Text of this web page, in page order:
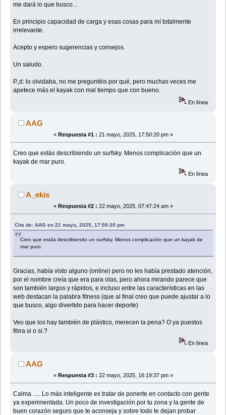
me dará lo que busco...
En principio capacidad de carga y esas cosas para mí totalmente
irrelevante.
Acepto y espero sugerencias y consejos.
Un saludo.
P.,d: lo olvidaba, no me preguntéis por qué, pero muchas veces me
apetece más el kayak con mal tiempo que con bueno.
En línea
AAG
« Respuesta #1 : 21 mayo, 2025, 17:50:20 pm »
Creo que estás describiendo un surfsky. Menos complicación que un
kayak de mar puro.
En línea
A_ekis
« Respuesta #2 : 22 mayo, 2025, 07:47:24 am »
Cita de: AAG en 21 mayo, 2025, 17:50:20 pm
Creo que estás describiendo un surfsky. Menos complicación que un kayak de
mar puro.
Gracias, había visto alguno (online) pero no les había prestado atención,
por el nombre creía que era para olas, pero ahora mirando parece que
son también largos y rápidos, e incluso entre las características en las
web destacan la palabra fitness (que al final creo que puede ajustar a lo
que busco, algo divertido para hacer deporte)
Veo que los hay también de plástico, merecen la pena? O ya puestos
fibra si o si.?
En línea
AAG
« Respuesta #3 : 22 mayo, 2025, 16:19:37 pm »
Calma ..... Lo más inteligente es tratar de ponerte en contacto con gente
ya experimentada. Un poco de investigación por tu zona y la gente de
buen corazón seguro que te aconseja y sobre todo te dejan probar